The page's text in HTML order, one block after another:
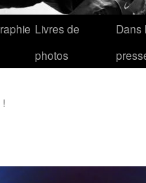
Livres de
photos
Dans